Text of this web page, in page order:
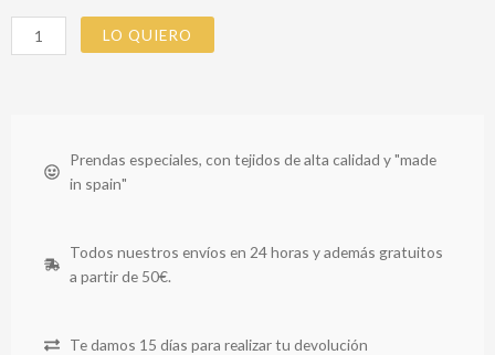
LO QUIERO
Prendas especiales, con tejidos de alta calidad y "made
in spain"
Todos nuestros envíos en 24 horas y además gratuitos
a partir de 50€.
Te damos 15 días para realizar tu devolución